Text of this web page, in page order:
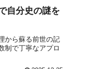
自分史の謎を
から蘇る前世の記
制で丁寧なアプロ